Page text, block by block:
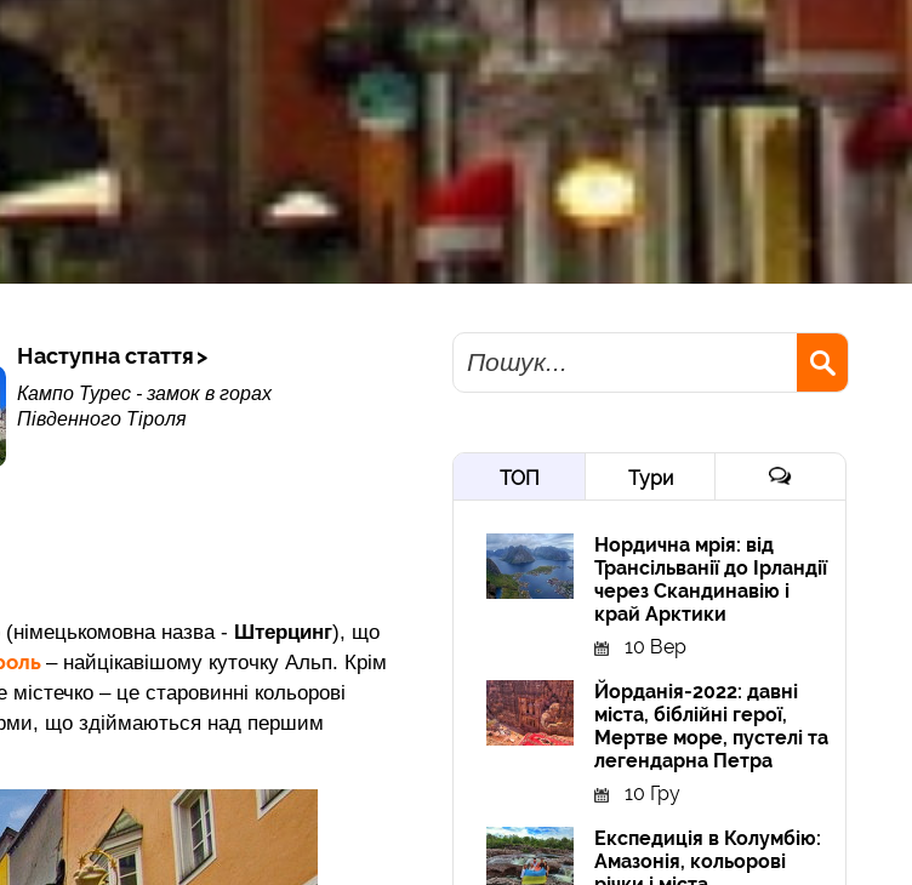
Наступна стаття
Кампо Турес - замок в горах
Південного Тіроля
(німецькомовна назва - Штерцинг), що
– найцікавішому куточку Альп. Крім
– це старовинні кольорові
що здіймаються над першим
Пошук
ТОП Тури
Нордична мрія: від
Трансільванії до Ірландії
через Скандинавію і
край Арктики
10 Вер
Йорданія-2022: давні
міста, біблійні герої,
Мертве море, пустелі та
легендарна Петра
10 Гру
Експедиція в Колумбію:
Амазонія, кольорові